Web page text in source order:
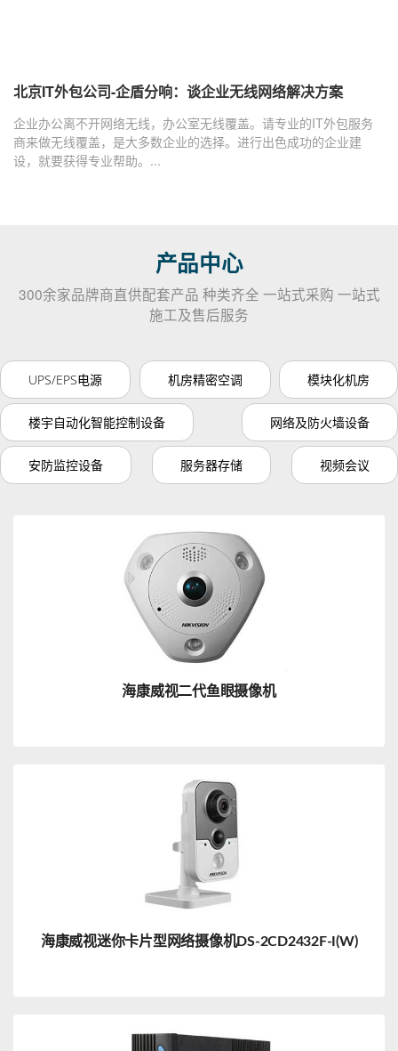
北京IT外包公司-企盾分响：谈企业无线网络解决方案
企业办公离不开网络无线，办公室无线覆盖。请专业的IT外包服务
商来做无线覆盖，是大多数企业的选择。进行出色成功的企业建
设，就要获得专业帮助。...
产品中心
300余家品牌商直供配套产品 种类齐全 一站式采购 一站式
施工及售后服务
UPS/EPS电源 机房精密空调 模块化机房
楼宇自动化智能控制设备 网络及防火墙设备
安防监控设备 服务器存储 视频会议
海康威视二代鱼眼摄像机
海康威视迷你卡片型网络摄像机DS-2CD2432F-I(W)